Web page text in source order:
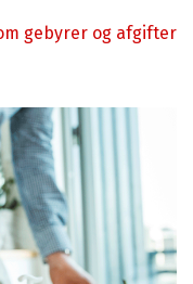
gebyrer og afgifter